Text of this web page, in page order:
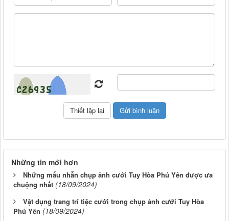
Những tin mới hơn
Những mẩu nhẫn chụp ảnh cưới Tuy Hòa Phú Yên được ưa
chuộng nhất (18/09/2024)
Vật dụng trang trí tiệc cưới trong chụp ảnh cưới Tuy Hòa
Phú Yên (18/09/2024)